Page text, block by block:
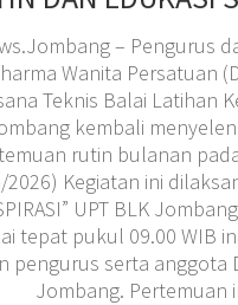
– Pengurus
Wanita Persatuan
Teknis Balai Latihan
kembali
rutin bulanan
2026) Kegiatan ini
UPT BLK
tepat pukul 09.00 WIB
pengurus serta anggota
Jombang. Pertemuan